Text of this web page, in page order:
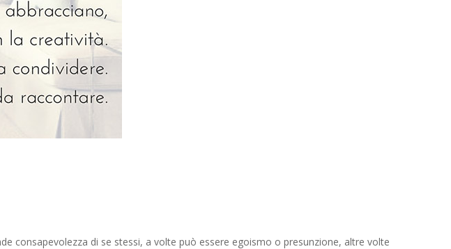
consapevolezza di se stessi, a volte può essere egoismo o presunzione, altre volte